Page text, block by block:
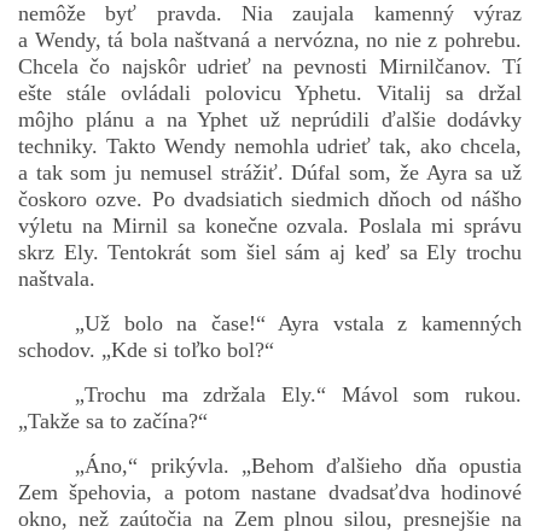
VLČÍ MOR
bludicka.cirezlo@gmail.com
Príbehy a poviedky na tejto stránke sú duševným
vlastníctvom autorov. Všetky práva vyhradené.
© 2026 eStránky.sk RSS WebSlice Aktualizované 5. 8. 2026
|
Hore ↑
nemôže byť pravda. Nia zaujala kamenný výraz
a Wendy, tá bola naštvaná a nervózna, no nie z pohrebu.
Chcela čo najskôr udrieť na pevnosti Mirnilčanov. Tí
ešte stále ovládali polovicu Yphetu. Vitalij sa držal
môjho plánu a na Yphet už neprúdili ďalšie dodávky
techniky. Takto Wendy nemohla udrieť tak, ako chcela,
a tak som ju nemusel strážiť. Dúfal som, že Ayra sa už
čoskoro ozve. Po dvadsiatich siedmich dňoch od nášho
výletu na Mirnil sa konečne ozvala. Poslala mi správu
skrz Ely. Tentokrát som šiel sám aj keď sa Ely trochu
naštvala.
„Už bolo na čase!“ Ayra vstala z kamenných
schodov. „Kde si toľko bol?“
„Trochu ma zdržala Ely.“ Mávol som rukou.
„Takže sa to začína?“
„Áno,“ prikývla. „Behom ďalšieho dňa opustia
Zem špehovia, a potom nastane dvadsaťdva hodinové
okno, než zaútočia na Zem plnou silou, presnejšie na